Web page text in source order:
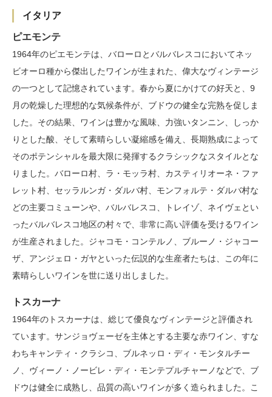
イタリア
ピエモンテ
1964年のピエモンテは、バローロとバルバレスコにおいてネッ
ビオーロ種から傑出したワインが生まれた、偉大なヴィンテージ
の一つとして記憶されています。春から夏にかけての好天と、9
月の乾燥した理想的な気候条件が、ブドウの健全な完熟を促しま
した。その結果、ワインは豊かな風味、力強いタンニン、しっか
りとした酸、そして素晴らしい凝縮感を備え、長期熟成によって
そのポテンシャルを最大限に発揮するクラシックなスタイルとな
りました。バローロ村、ラ・モッラ村、カスティリオーネ・ファ
レット村、セッラルンガ・ダルバ村、モンフォルテ・ダルバ村な
どの主要コミューンや、バルバレスコ、トレイゾ、ネイヴェとい
ったバルバレスコ地区の村々で、非常に高い評価を受けるワイン
が生産されました。ジャコモ・コンテルノ、ブルーノ・ジャコー
ザ、アンジェロ・ガヤといった伝説的な生産者たちは、この年に
素晴らしいワインを世に送り出しました。
トスカーナ
1964年のトスカーナは、総じて優良なヴィンテージと評価され
ています。サンジョヴェーゼを主体とする主要な赤ワイン、すな
わちキャンティ・クラシコ、ブルネッロ・ディ・モンタルチー
ノ、ヴィーノ・ノービレ・ディ・モンテプルチャーノなどで、ブ
ドウは健全に成熟し、品質の高いワインが多く造られました。こ